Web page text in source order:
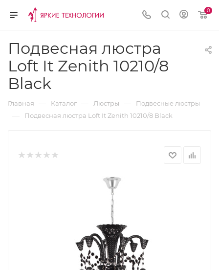
0
Подвесная люстра
Loft It Zenith 10210/8
Black
Главная — Каталог — Люстры — Подвесные люстры
— Подвесная люстра Loft It Zenith 10210/8 Black